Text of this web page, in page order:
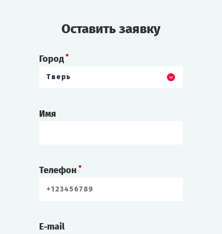
Оставить заявку
Город
Тверь
Имя
Телефон
E-mail